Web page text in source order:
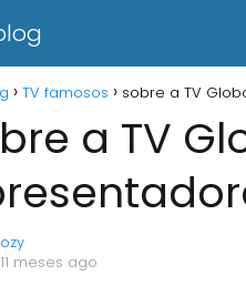
TV famosos sobre a TV
a TV
ozy
11 meses ago